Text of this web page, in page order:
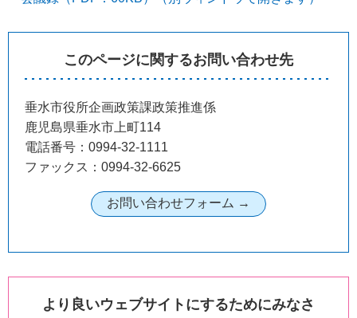
このページに関するお問い合わせ先
垂水市役所企画政策課政策推進係
鹿児島県垂水市上町114
電話番号：0994-32-1111
ファックス：0994-32-6625
より良いウェブサイトにするためにみなさ